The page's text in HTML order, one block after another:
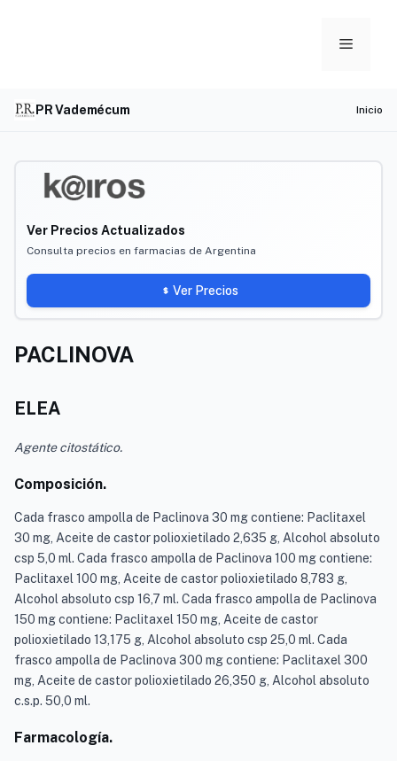
Menu
PR Vademécum Inicio
Ver Precios Actualizados
Consulta precios en farmacias de Argentina
Ver Precios
PACLINOVA
ELEA
Agente citostático.
Composición.
Cada frasco ampolla de Paclinova 30 mg contiene: Paclitaxel
30 mg, Aceite de castor polioxietilado 2,635 g, Alcohol absoluto
csp 5,0 ml. Cada frasco ampolla de Paclinova 100 mg contiene:
Paclitaxel 100 mg, Aceite de castor polioxietilado 8,783 g,
Alcohol absoluto csp 16,7 ml. Cada frasco ampolla de Paclinova
150 mg contiene: Paclitaxel 150 mg, Aceite de castor
polioxietilado 13,175 g, Alcohol absoluto csp 25,0 ml. Cada
frasco ampolla de Paclinova 300 mg contiene: Paclitaxel 300
mg, Aceite de castor polioxietilado 26,350 g, Alcohol absoluto
c.s.p. 50,0 ml.
Farmacología.